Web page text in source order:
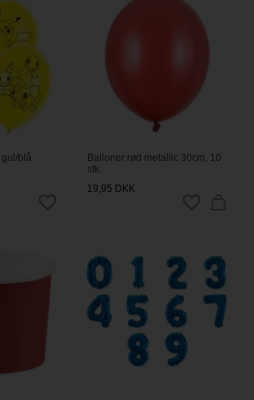
blå
Balloner rød metallic 30cm, 10
stk.
19,95 DKK